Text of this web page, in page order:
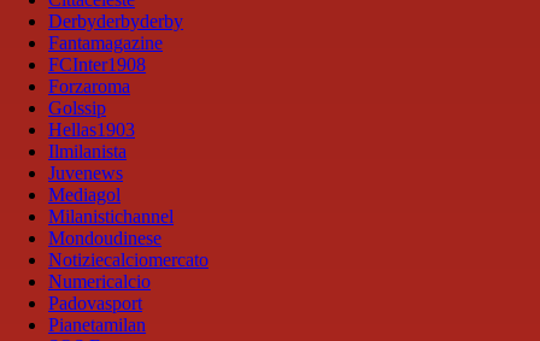
Derbyderbyderby
Fantamagazine
FCInter1908
Forzaroma
Golssip
Hellas1903
Ilmilanista
Juvenews
Mediagol
Milanistichannel
Mondoudinese
Notiziecalciomercato
Numericalcio
Padovasport
Pianetamilan